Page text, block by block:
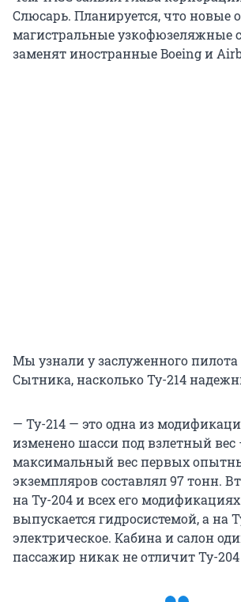
Слюсарь. Планируется, что новые
магистральные узкофюзеляжные
заменят иностранные Boeing и
Мы узнали у заслуженного
Сытника, насколько Ту-214
— Ту-214 — это одна из
изменено шасси под взлетный вес
максимальный вес первых
экземпляров составлял 97 тонн.
на Ту-204 и всех его
выпускается гидросистемой, а на
электрическое. Кабина и салон
пассажир никак не отличит Ту-204